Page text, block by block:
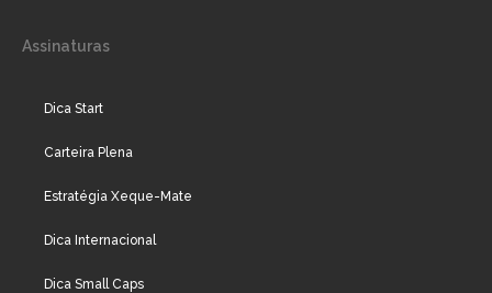
Assinaturas
Dica Start
Carteira Plena
Estratégia Xeque-Mate
Dica Internacional
Dica Small Caps